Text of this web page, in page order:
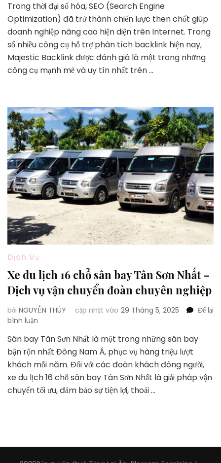
Backlink:
Cách
phân
tích
và
tối
ưu
hiệu
quả
Trong thời đại số hóa, SEO (Search Engine
Optimization) đã trở thành chiến lược then chốt giúp
doanh nghiệp nâng cao hiện diện trên Internet. Trong
số nhiều công cụ hỗ trợ phân tích backlink hiện nay,
Majestic Backlink được đánh giá là một trong những
công cụ mạnh mẽ và uy tín nhất trên …
Dịch Vụ
Xe du lịch 16 chỗ sân bay Tân Sơn Nhất –
Dịch vụ vận chuyển đoàn chuyên nghiệp
bởi NGUYỄN THÚY cập nhật vào 29 Tháng 5, 2025
Để lại
bình luận
du
lịch
16
chỗ
sân
bay
Dịch
Sân bay Tân Sơn Nhất là một trong những sân bay
bận rộn nhất Đông Nam Á, phục vụ hàng triệu lượt
khách mỗi năm. Đối với các đoàn khách đông người,
xe du lịch 16 chỗ sân bay Tân Sơn Nhất là giải pháp vận
chuyển tối ưu, đảm bảo sự tiện lợi, thoải …